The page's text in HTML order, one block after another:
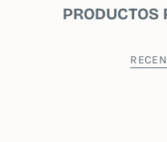
PRODUCTOS